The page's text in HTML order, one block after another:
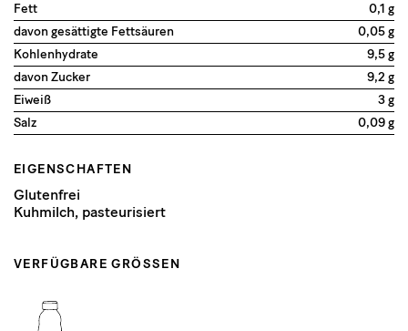
Fett
0,1 g
davon gesättigte Fettsäuren
0,05 g
Kohlenhydrate
9,5 g
davon Zucker
9,2 g
Eiweiß
3 g
Salz
0,09 g
EIGENSCHAFTEN
Glutenfrei
Kuhmilch, pasteurisiert
VERFÜGBARE GRÖSSEN